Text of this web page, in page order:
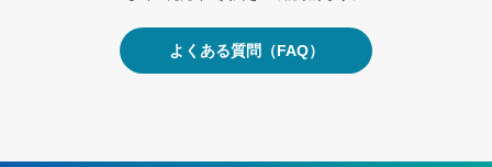
よくある質問（FAQ）